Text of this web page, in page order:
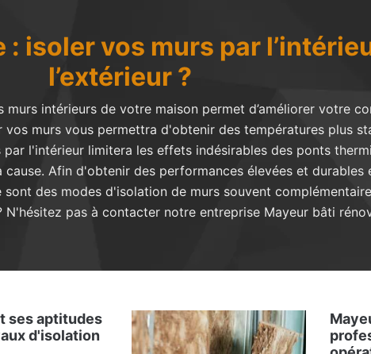
: isoler vos murs par
l’extérieur ?
murs intérieurs de votre maison permet d’améliorer votre
vos murs vous permettra d'obtenir des températures plus
l'intérieur limitera les effets indésirables des ponts
Afin d'obtenir des performances élevées et durables
des modes d'isolation de murs souvent
pas à contacter notre entreprise Mayeur bâti
ses aptitudes
d'isolation